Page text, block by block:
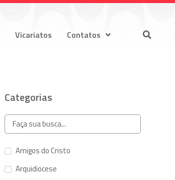
Vicariatos Contatos
Categorias
Amigos do Cristo
Arquidiocese